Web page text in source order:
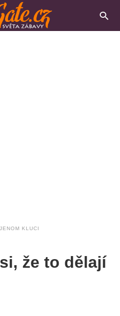
KLUCI
že to dělají